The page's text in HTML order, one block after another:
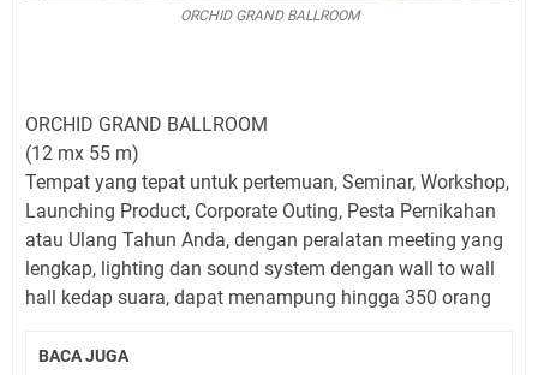
ORCHID GRAND BALLROOM
ORCHID GRAND BALLROOM
(12 mx 55 m)
Tempat yang tepat untuk pertemuan, Seminar, Workshop,
Launching Product, Corporate Outing, Pesta Pernikahan
atau Ulang Tahun Anda, dengan peralatan meeting yang
lengkap, lighting dan sound system dengan wall to wall
hall kedap suara, dapat menampung hingga 350 orang
BACA JUGA